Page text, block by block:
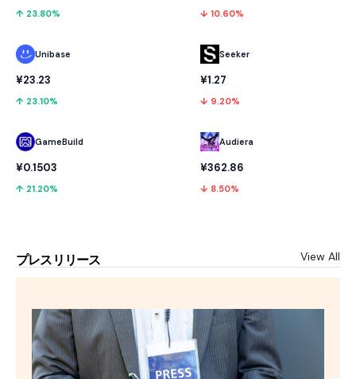
↑ 23.80%
Unibase
¥23.23
↑ 23.10%
GameBuild
¥0.1503
↑ 21.20%
↓ 10.60%
Seeker
¥1.27
↓ 9.20%
Audiera
¥362.86
↓ 8.50%
プレスリリース View All